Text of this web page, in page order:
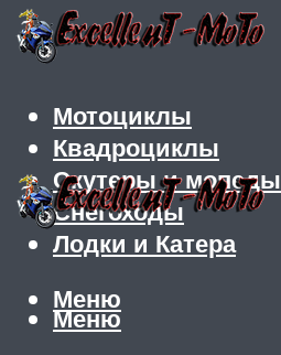
Мотоциклы
Квадроциклы
Скутеры и мопеды
Снегоходы
Лодки и Катера
Меню
Меню